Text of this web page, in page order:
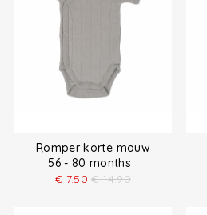
Romper korte mouw
56 - 80 months
€ 7.50 € 14.90